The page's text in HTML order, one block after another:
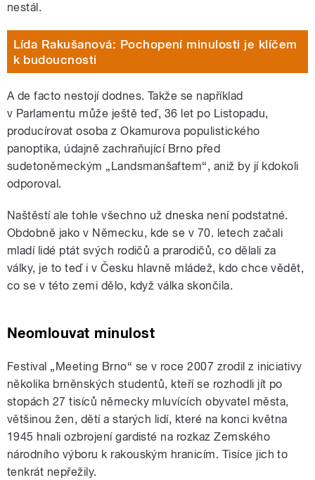
nestál.
Lída Rakušanová: Pochopení minulosti je klíčem
k budoucnosti
A de facto nestojí dodnes. Takže se například
v Parlamentu může ještě teď, 36 let po Listopadu,
producírovat osoba z Okamurova populistického
panoptika, údajně zachraňující Brno před
sudetoněmeckým „Landsmanšaftem“, aniž by jí kdokoli
odporoval.
Naštěstí ale tohle všechno už dneska není podstatné.
Obdobně jako v Německu, kde se v 70. letech začali
mladí lidé ptát svých rodičů a prarodičů, co dělali za
války, je to teď i v Česku hlavně mládež, kdo chce vědět,
co se v této zemi dělo, když válka skončila.
Neomlouvat minulost
Festival „Meeting Brno“ se v roce 2007 zrodil z iniciativy
několika brněnských studentů, kteří se rozhodli jít po
stopách 27 tisíců německy mluvících obyvatel města,
většinou žen, dětí a starých lidí, které na konci května
1945 hnali ozbrojení gardisté na rozkaz Zemského
národního výboru k rakouským hranicím. Tisíce jich to
tenkrát nepřežily.